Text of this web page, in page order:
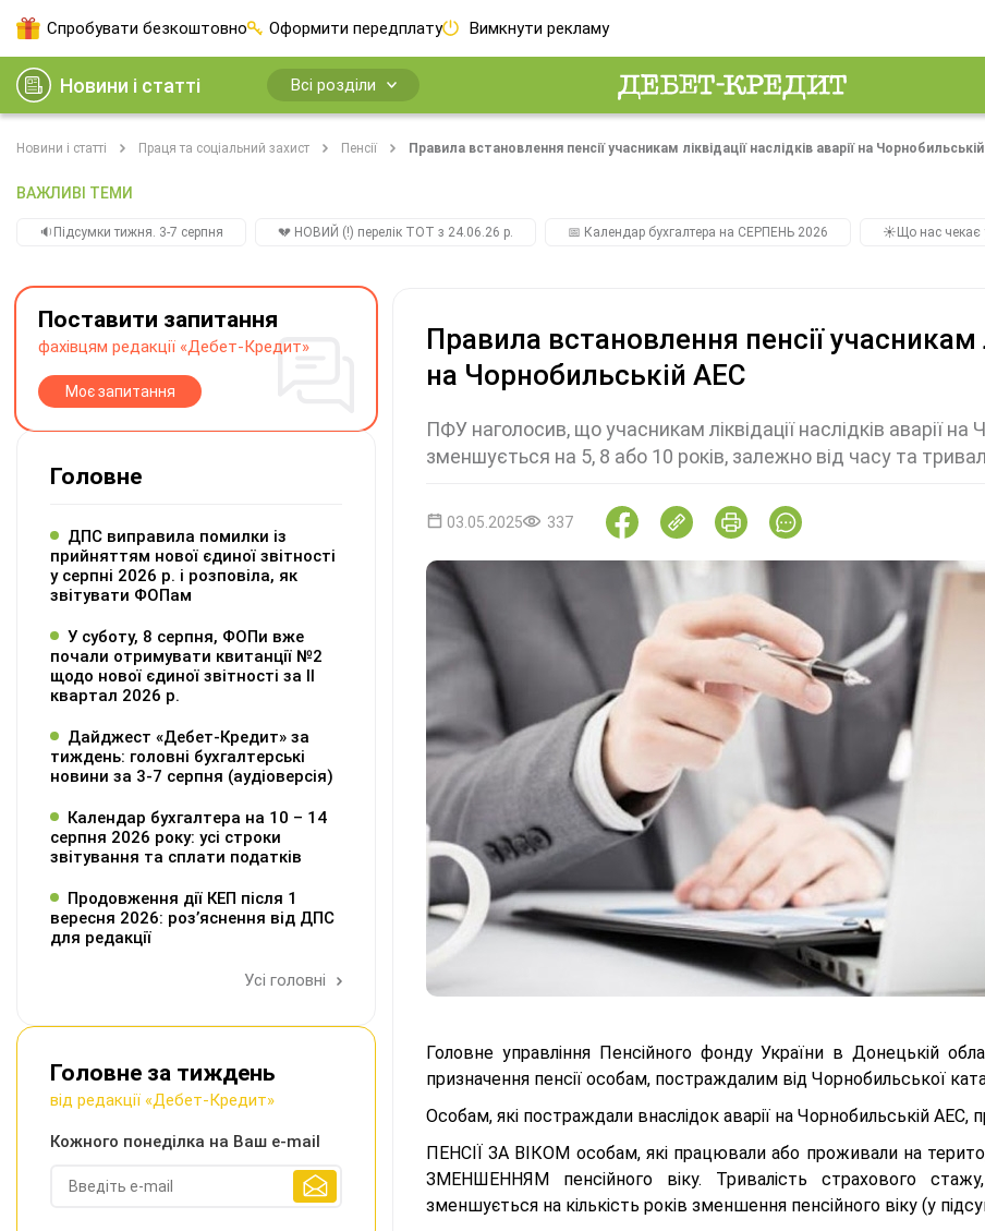
Спробувати безкоштовно Оформити передплату Вимкнути рекламу
Новини і статті Всі розділи
Новини і статті Праця та соціальний захист Пенсії Правила встановлення пенсії учасникам ліквідації наслідків аварії на
ВАЖЛИВІ ТЕМИ
🔉Підсумки тижня. 3-7 серпня 💔 НОВИЙ (!) перелік ТОТ з 24.06.26 р. 📅 Календар бухгалтера на СЕРПЕНЬ 2026 ☀️Що нас чекає
Правила встановлення пенсії учасникам
на Чорнобильській АЕС
ПФУ наголосив, що учасникам ліквідації наслідків аварії
зменшується на 5, 8 або 10 років, залежно від часу та
03.05.2025 337
Головне управління Пенсійного фонду України в Донецькій
призначення пенсії особам, постраждалим від Чорнобильської
Особам, які постраждали внаслідок аварії на Чорнобильській АЕС,
ПЕНСІЇ ЗА ВІКОМ особам, які працювали або проживали на
ЗМЕНШЕННЯМ пенсійного віку. Тривалість страхового
зменшується на кількість років зменшення пенсійного віку (у
Поставити запитання
фахівцям редакції «Дебет-Кредит»
Моє запитання
Головне
ДПС виправила помилки із
прийняттям нової єдиної звітності
у серпні 2026 р. і розповіла, як
звітувати ФОПам
У суботу, 8 серпня, ФОПи вже
почали отримувати квитанції №2
щодо нової єдиної звітності за ІІ
квартал 2026 р.
Дайджест «Дебет-Кредит» за
тиждень: головні бухгалтерські
новини за 3-7 серпня (аудіоверсія)
Календар бухгалтера на 10 – 14
серпня 2026 року: усі строки
звітування та сплати податків
Продовження дії КЕП після 1
вересня 2026: розʼяснення від ДПС
для редакції
Усі головні
Головне за тиждень
від редакції «Дебет-Кредит»
Кожного понеділка на Ваш e-mail